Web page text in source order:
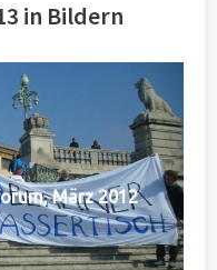
in Bildern
März 2012